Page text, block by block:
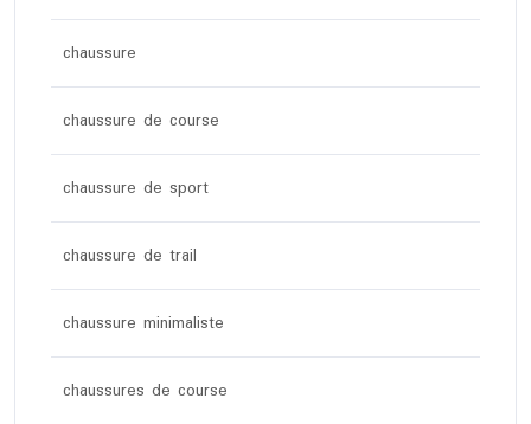
chaussure
chaussure de course
chaussure de sport
chaussure de trail
chaussure minimaliste
chaussures de course